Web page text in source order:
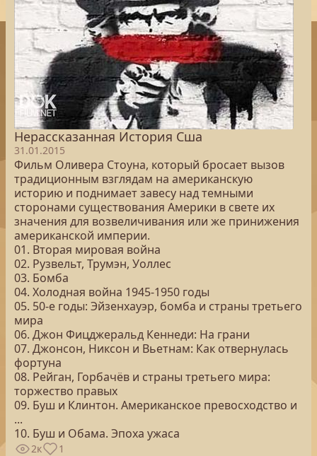
Нерассказанная История Сша
31.01.2015
Фильм Оливера Стоуна, который бросает вызов
традиционным взглядам на американскую
историю и поднимает завесу над темными
сторонами существования Америки в свете их
значения для возвеличивания или же принижения
американской империи.
01. Вторая мировая война
02. Рузвельт, Трумэн, Уоллес
03. Бомба
04. Холодная война 1945-1950 годы
05. 50-е годы: Эйзенхауэр, бомба и страны третьего
мира
06. Джон Фицджеральд Кеннеди: На грани
07. Джонсон, Никсон и Вьетнам: Как отвернулась
фортуна
08. Рейган, Горбачёв и страны третьего мира:
торжество правых
09. Буш и Клинтон. Американское превосходство и
...
10. Буш и Обама. Эпоха ужаса
2к 1